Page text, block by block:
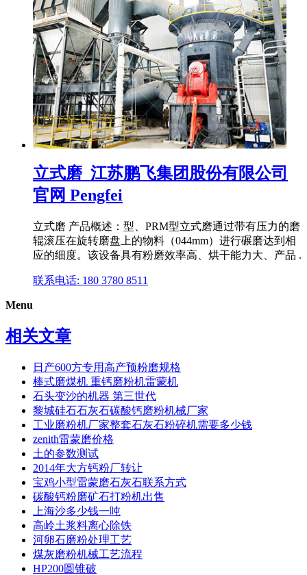
立式磨_江苏鹏飞集团股份有限公司
官网 Pengfei
立式磨 产品概述：型、PRM型立式磨通过带有压力的磨
辊滚压在旋转磨盘上的物料（044mm）进行碾磨达到相
应的细度。该设备具有粉磨效率高、烘干能力大、产品 .
联系电话: 180 3780 8511
Menu
相关文章
日产600方专用高产预粉磨规格
棒式磨煤机 重钙磨粉机雷蒙机
石头变沙的机器 第三世代
黎城硅石石灰石碳酸钙磨粉机械厂家
工业磨粉机厂家整套石灰石粉碎机需要多少钱
zenith雷蒙磨价格
土的参数测试
2014年大方钙粉厂转让
宝鸡小型雷蒙磨石灰石联系方式
碳酸钙粉磨矿石打粉机出售
上海沙多少钱一吨
高岭土浆料离心除铁
河卵石磨粉处理工艺
煤灰磨粉机械工艺流程
HP200圆锥破